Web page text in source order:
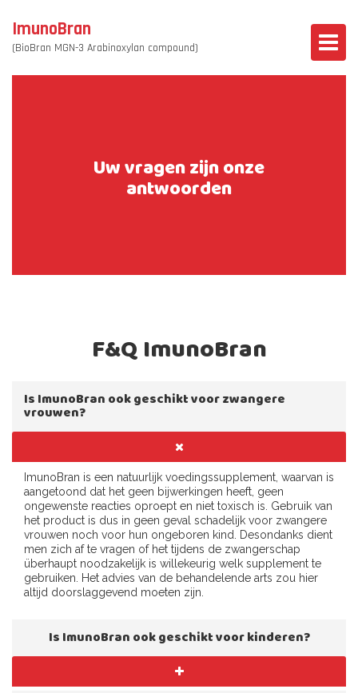
ImunoBran
(BioBran MGN-3 Arabinoxylan compound)
Uw vragen zijn onze
antwoorden
F&Q ImunoBran
Is ImunoBran ook geschikt voor zwangere
vrouwen?
ImunoBran is een natuurlijk voedingssupplement, waarvan is
aangetoond dat het geen bijwerkingen heeft, geen
ongewenste reacties oproept en niet toxisch is. Gebruik van
het product is dus in geen geval schadelijk voor zwangere
vrouwen noch voor hun ongeboren kind. Desondanks dient
men zich af te vragen of het tijdens de zwangerschap
überhaupt noodzakelijk is willekeurig welk supplement te
gebruiken. Het advies van de behandelende arts zou hier
altijd doorslaggevend moeten zijn.
Is ImunoBran ook geschikt voor kinderen?